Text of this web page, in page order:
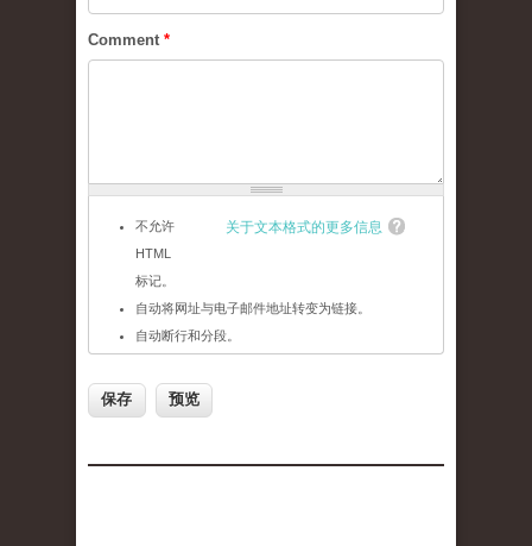
Comment *
关于文本格式的更多信息
不允许
HTML
标记。
自动将网址与电子邮件地址转变为链接。
自动断行和分段。